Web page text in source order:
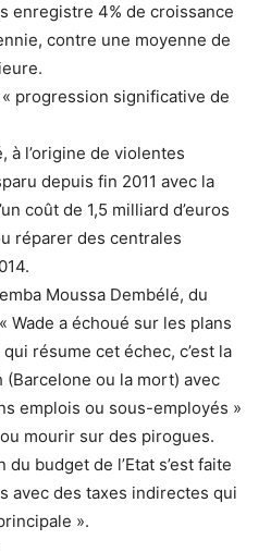
enregistre 4% de croissance
contre une moyenne de
« progression significative de
à l’origine de violentes
depuis fin 2011 avec la
coût de 1,5 milliard d’euros
réparer des centrales
Moussa Dembélé, du
Wade a échoué sur les plans
résume cet échec, c’est la
(Barcelone ou la mort) avec
emplois ou sous-employés »
mourir sur des pirogues.
du budget de l’Etat s’est faite
avec des taxes indirectes qui
».